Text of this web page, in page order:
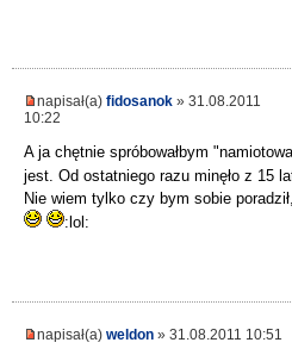
napisał(a) fidosanok » 31.08.2011
10:22
A ja chętnie spróbowałbym
jest. Od ostatniego razu minęło z 15
Nie wiem tylko czy bym sobie
:lol:
napisał(a) weldon » 31.08.2011 10:51